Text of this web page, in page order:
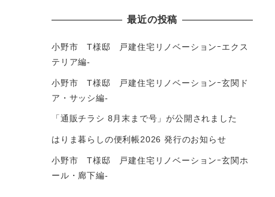
最近の投稿
小野市 T様邸 戸建住宅リノベーションｰエクス
テリア編-
小野市 T様邸 戸建住宅リノベーションｰ玄関ド
ア・サッシ編-
「通販チラシ 8月末まで号」が公開されました
はりま暮らしの便利帳2026 発行のお知らせ
小野市 T様邸 戸建住宅リノベーションｰ玄関ホ
ール・廊下編-